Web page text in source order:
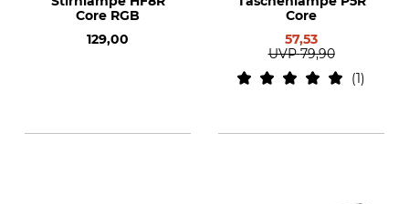
Core RGB
129,00
Core
57,53
UVP 79,90
1